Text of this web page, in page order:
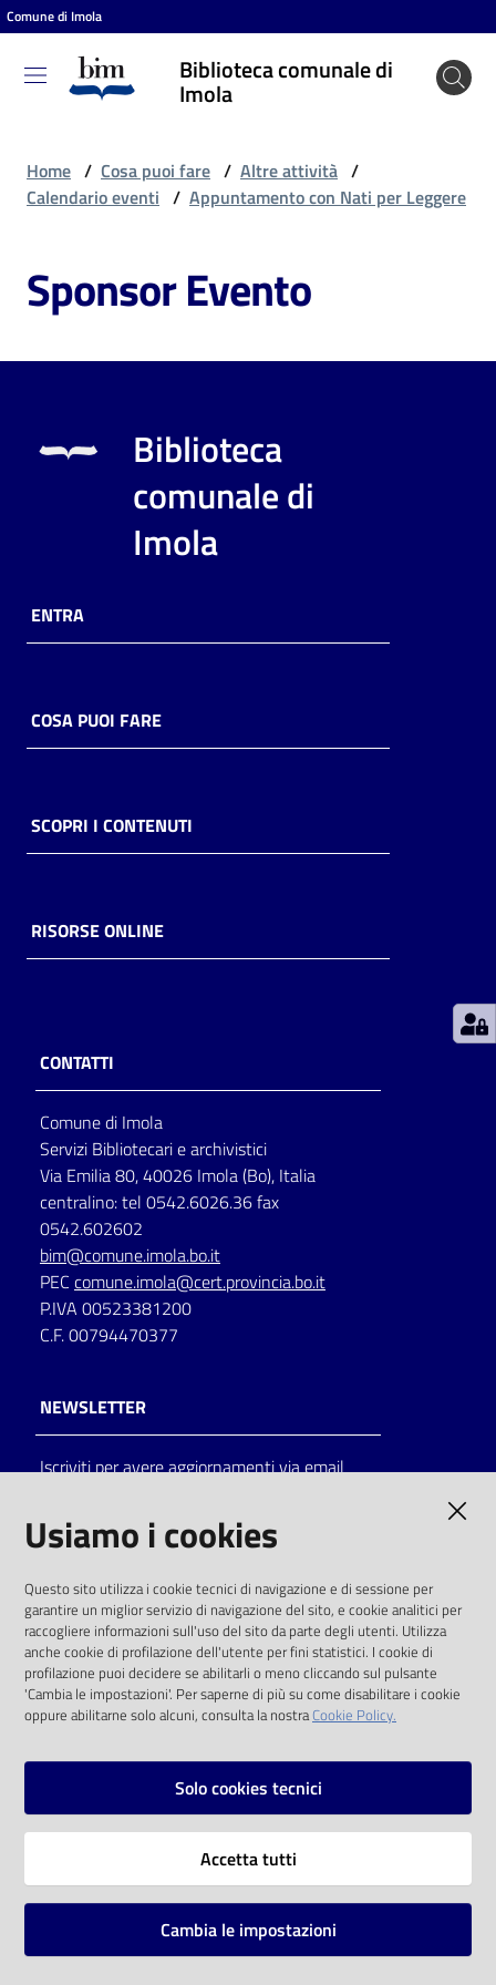
Vai al contenuto
Vai alla navigazione
Vai al footer
Comune di Imola
Biblioteca comunale di
Imola
Biblioteca
comunale
puoi
Risorse
online
Casa
Piani
storico
per
lettura
Seguici
su
Catalogo
on line
Eventi
Chiedi al
bibliotecario
Home / Cosa puoi fare / Altre attività /
Calendario eventi / Appuntamento con Nati per Leggere
Sponsor Evento
Biblioteca
comunale di
Imola
ENTRA
COSA PUOI FARE
SCOPRI I CONTENUTI
RISORSE ONLINE
CONTATTI
Comune di Imola
Servizi Bibliotecari e archivistici
Via Emilia 80, 40026 Imola (Bo), Italia
centralino: tel 0542.6026.36 fax
0542.602602
bim@comune.imola.bo.it
PEC comune.imola@cert.provincia.bo.it
P.IVA 00523381200
C.F. 00794470377
NEWSLETTER
Iscriviti per avere aggiornamenti via email
solo alle condizioni previste dalla direttiva
comunitaria 2003/98/CE e dal d.lgs. 36/2006
SOCIAL
Instagram
Vai alla pagina
Mappa del sito
Usiamo i cookies
Questo sito utilizza i cookie tecnici di navigazione e di sessione per
garantire un miglior servizio di navigazione del sito, e cookie analitici per
raccogliere informazioni sull'uso del sito da parte degli utenti. Utilizza
anche cookie di profilazione dell'utente per fini statistici. I cookie di
profilazione puoi decidere se abilitarli o meno cliccando sul pulsante
'Cambia le impostazioni'. Per saperne di più su come disabilitare i cookie
oppure abilitarne solo alcuni, consulta la nostraCookie Policy.
Solo cookies tecnici
Accetta tutti
Cambia le impostazioni